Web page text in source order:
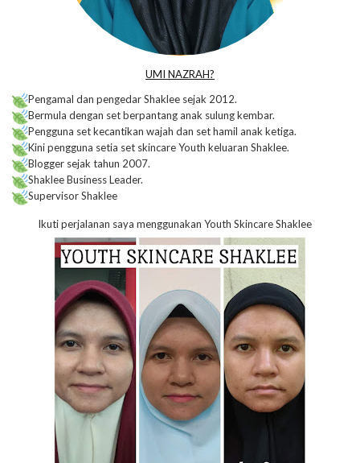
UMI NAZRAH?
Pengamal dan pengedar Shaklee sejak 2012.
Bermula dengan set berpantang anak sulung kembar.
Pengguna set kecantikan wajah dan set hamil anak ketiga.
Kini pengguna setia set skincare Youth keluaran Shaklee.
Blogger sejak tahun 2007.
Shaklee Business Leader.
Supervisor Shaklee
Ikuti perjalanan saya menggunakan Youth Skincare Shaklee